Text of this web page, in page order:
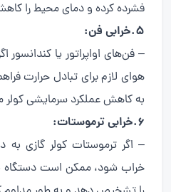
فشرده کرده و دمای محیط را
5.خرابی فن:
– فن‌های اواپراتور یا کندانسور
هوای لازم برای تبادل حرارت
به کاهش عملکرد سرمایشی کولر
6.خرابی ترموستات:
– اگر ترموستات کولر گازی به
خراب شود، ممکن است دستگاه